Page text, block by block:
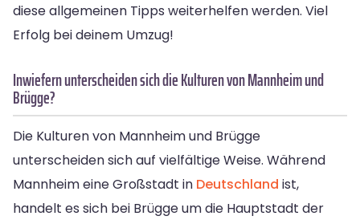
diese allgemeinen Tipps weiterhelfen werden. Viel
Erfolg bei deinem Umzug!
Inwiefern unterscheiden sich die Kulturen von Mannheim und
Brügge?
Die Kulturen von Mannheim und Brügge
unterscheiden sich auf vielfältige Weise. Während
Mannheim eine Großstadt in Deutschland ist,
handelt es sich bei Brügge um die Hauptstadt der